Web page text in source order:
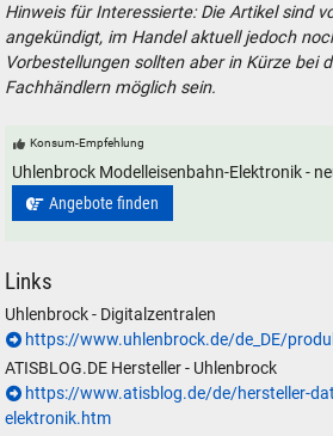
Hinweis für Interessierte: Die Artikel sind
angekündigt, im Handel aktuell jedoch
Vorbestellungen sollten aber in Kürze bei
Fachhändlern möglich sein.
Konsum-Empfehlung
Uhlenbrock Modelleisenbahn-Elektronik -
Angebote finden
Links
Uhlenbrock - Digitalzentralen
https://www.uhlenbrock.de/de_DE/
ATISBLOG.DE Hersteller - Uhlenbrock
https://www.atisblog.de/de/hersteller-
elektronik.htm